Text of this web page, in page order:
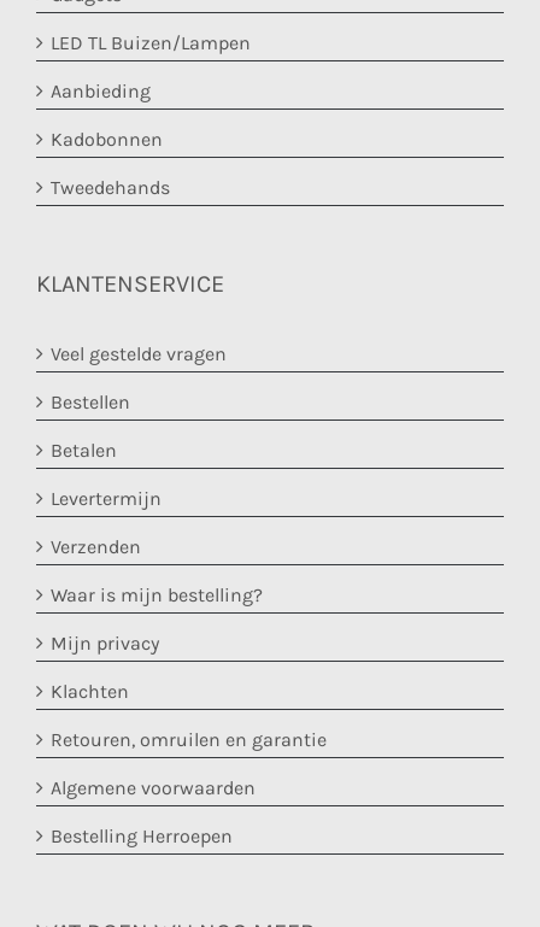
LED TL Buizen/Lampen
Aanbieding
Kadobonnen
Tweedehands
KLANTENSERVICE
Veel gestelde vragen
Bestellen
Betalen
Levertermijn
Verzenden
Waar is mijn bestelling?
Mijn privacy
Klachten
Retouren, omruilen en garantie
Algemene voorwaarden
Bestelling Herroepen